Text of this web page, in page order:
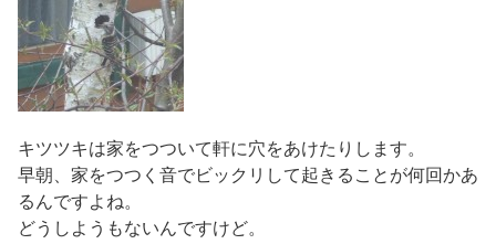
キツツキは家をつついて軒に穴をあけたりします。
早朝、家をつつく音でビックリして起きることが何回かあ
るんですよね。
どうしようもないんですけど。